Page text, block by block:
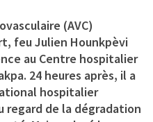
(AVC)
feu Julien Hounkpèvi
au Centre hospitalier
24 heures après, il a
hospitalier
regard de la dégradation